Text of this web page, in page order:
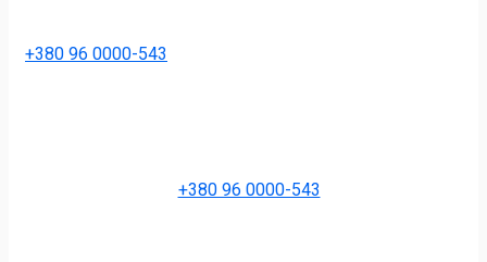
+380 96 0000-543
+380 96 0000-543